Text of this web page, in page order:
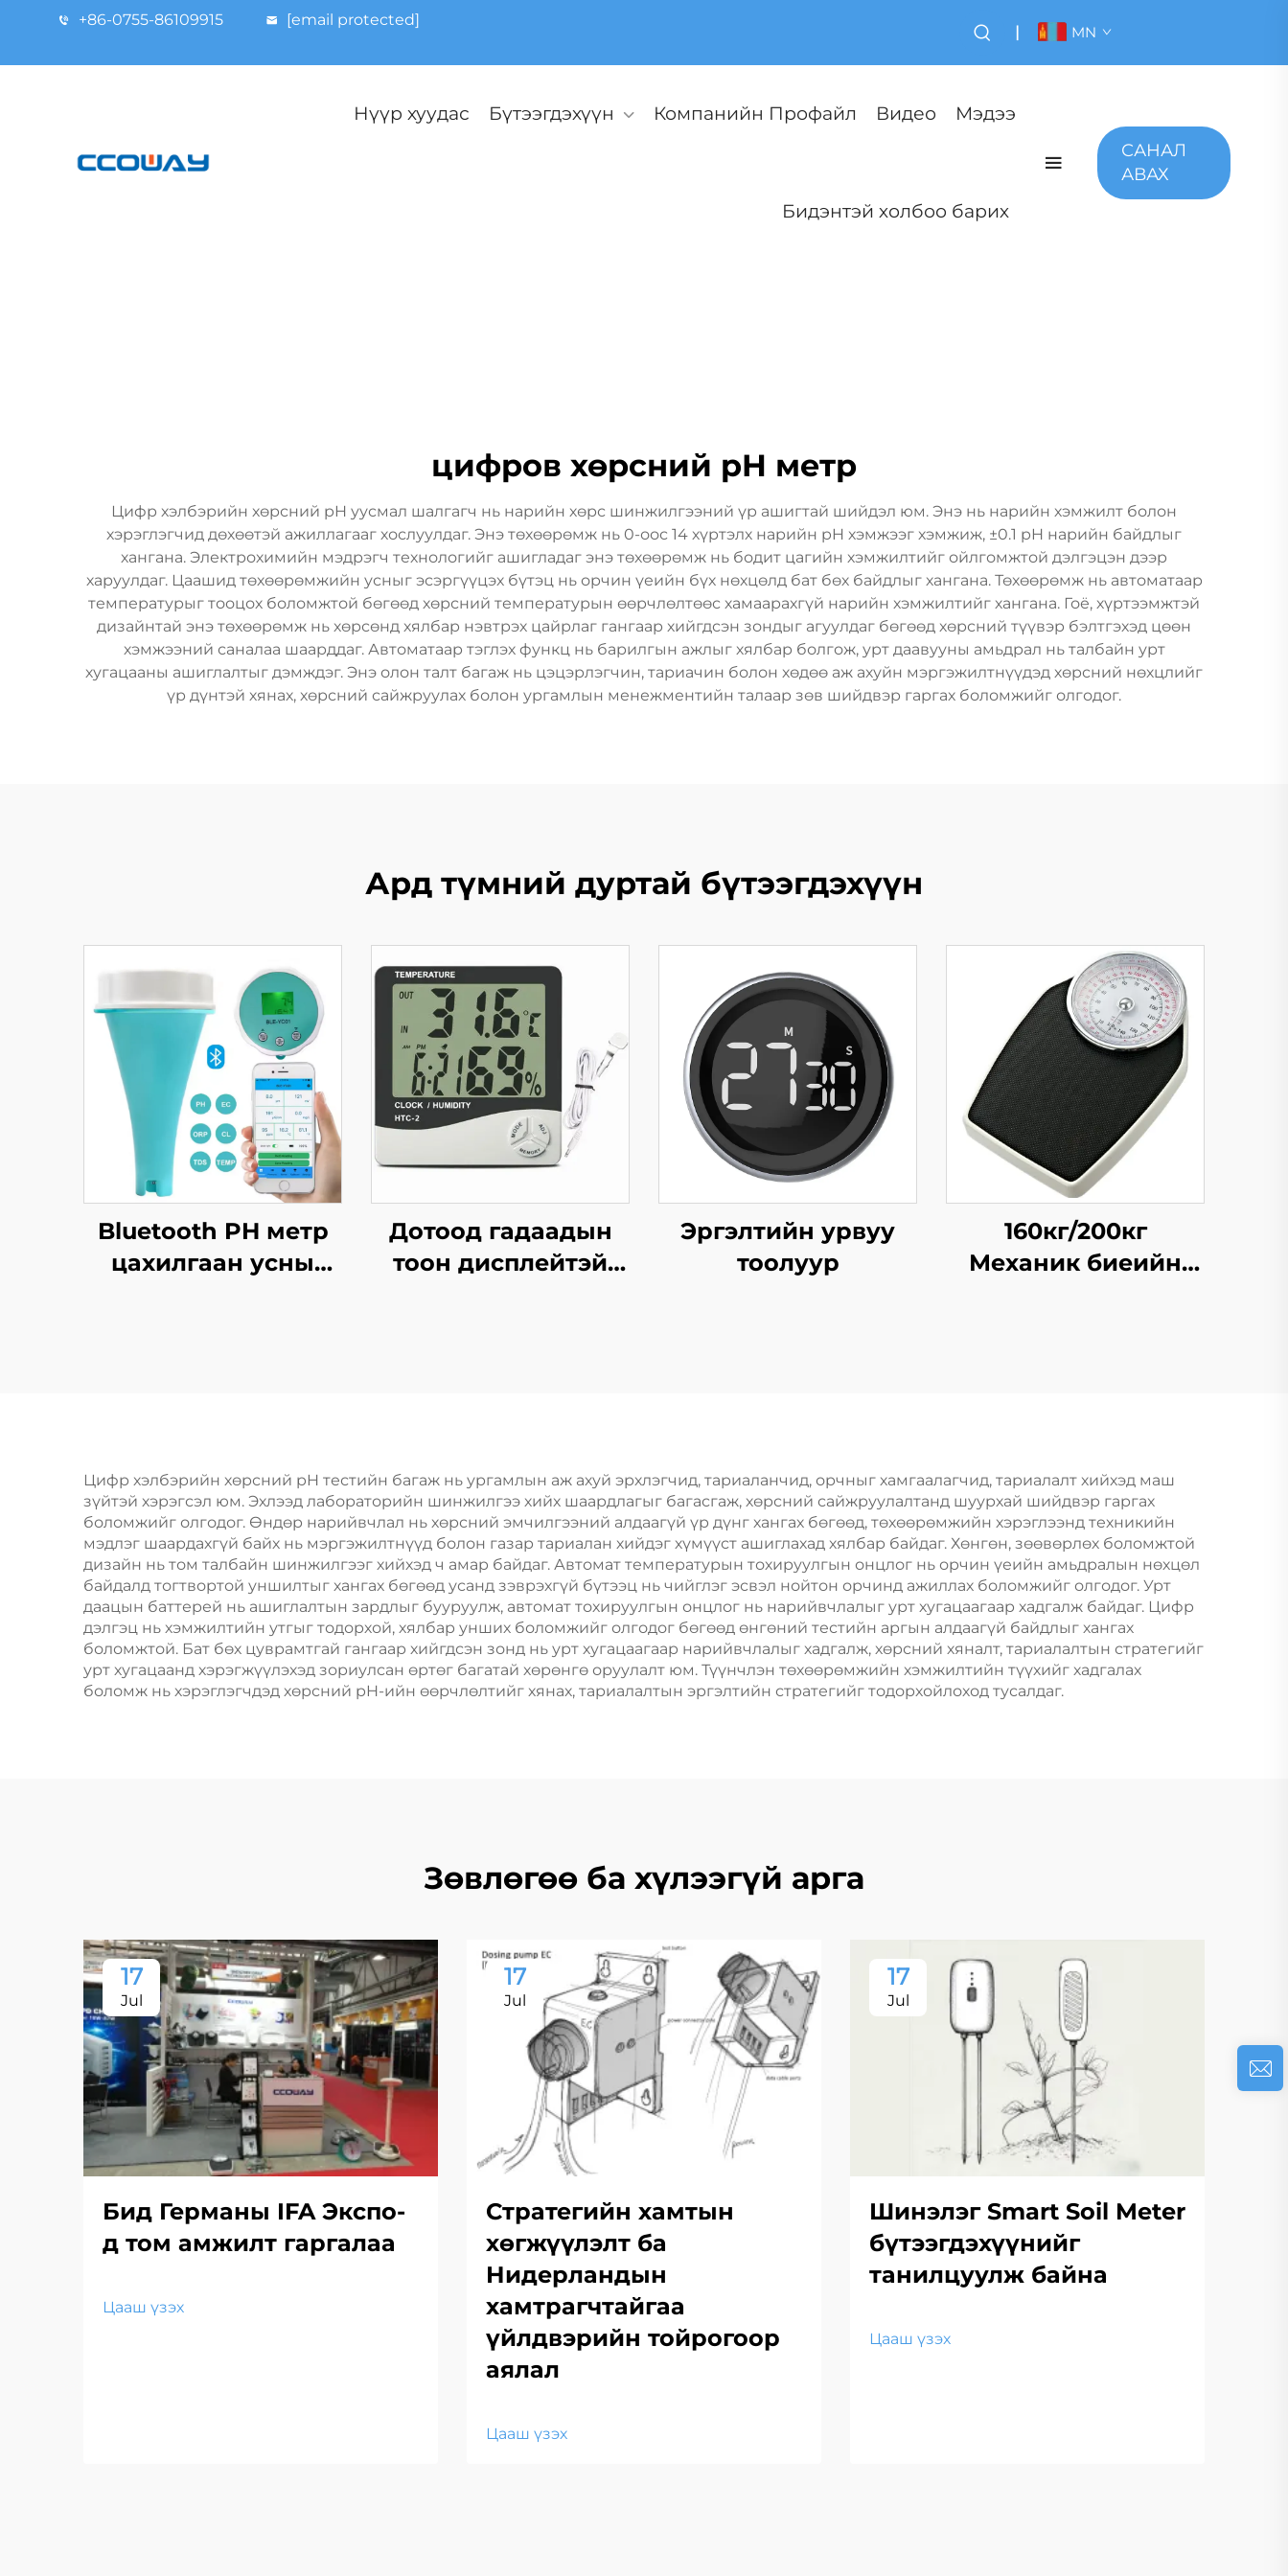
+86-0755-86109915 [email protected]
| MN
Нүүр хуудас Бүтээгдэхүүн Компанийн Профайл Видео Мэдээ
Бидэнтэй холбоо барих
САНАЛ
АВАХ
цифров хөрсний pH метр
Цифр хэлбэрийн хөрсний pH уусмал шалгагч нь нарийн хөрс шинжилгээний үр ашигтай шийдэл юм. Энэ нь нарийн хэмжилт болон
хэрэглэгчид дөхөөтэй ажиллагааг хослуулдаг. Энэ төхөөрөмж нь 0-оос 14 хүртэлх нарийн pH хэмжээг хэмжиж, ±0.1 pH нарийн байдлыг
хангана. Электрохимийн мэдрэгч технологийг ашигладаг энэ төхөөрөмж нь бодит цагийн хэмжилтийг ойлгомжтой дэлгэцэн дээр
харуулдаг. Цаашид төхөөрөмжийн усныг эсэргүүцэх бүтэц нь орчин үеийн бүх нөхцөлд бат бөх байдлыг хангана. Төхөөрөмж нь автоматаар
температурыг тооцох боломжтой бөгөөд хөрсний температурын өөрчлөлтөөс хамаарахгүй нарийн хэмжилтийг хангана. Гоё, хүртээмжтэй
дизайнтай энэ төхөөрөмж нь хөрсөнд хялбар нэвтрэх цайрлаг гангаар хийгдсэн зондыг агуулдаг бөгөөд хөрсний түүвэр бэлтгэхэд цөөн
хэмжээний саналаа шаарддаг. Автоматаар тэглэх функц нь барилгын ажлыг хялбар болгож, урт даавууны амьдрал нь талбайн урт
хугацааны ашиглалтыг дэмждэг. Энэ олон талт багаж нь цэцэрлэгчин, тариачин болон хөдөө аж ахуйн мэргэжилтнүүдэд хөрсний нөхцлийг
үр дүнтэй хянах, хөрсний сайжруулах болон ургамлын менежментийн талаар зөв шийдвэр гаргах боломжийг олгодог.
Ард түмний дуртай бүтээгдэхүүн
Bluetooth PH метр
цахилгаан усны
Дотоод гадаадын
тоон дисплейтэй
Эргэлтийн урвуу
тоолуур
160кг/200кг
Механик биеийн
Цифр хэлбэрийн хөрсний pH тестийн багаж нь ургамлын аж ахуй эрхлэгчид, тариаланчид, орчныг хамгаалагчид, тариалалт хийхэд маш
зүйтэй хэрэгсэл юм. Эхлээд лабораторийн шинжилгээ хийх шаардлагыг багасгаж, хөрсний сайжруулалтанд шуурхай шийдвэр гаргах
боломжийг олгодог. Өндөр нарийвчлал нь хөрсний эмчилгээний алдаагүй үр дүнг хангах бөгөөд, төхөөрөмжийн хэрэглээнд техникийн
мэдлэг шаардахгүй байх нь мэргэжилтнүүд болон газар тариалан хийдэг хүмүүст ашиглахад хялбар байдаг. Хөнгөн, зөөвөрлөх боломжтой
дизайн нь том талбайн шинжилгээг хийхэд ч амар байдаг. Автомат температурын тохируулгын онцлог нь орчин үеийн амьдралын нөхцөл
байдалд тогтвортой уншилтыг хангах бөгөөд усанд зэврэхгүй бүтээц нь чийглэг эсвэл нойтон орчинд ажиллах боломжийг олгодог. Урт
даацын баттерей нь ашиглалтын зардлыг бууруулж, автомат тохируулгын онцлог нь нарийвчлалыг урт хугацаагаар хадгалж байдаг. Цифр
дэлгэц нь хэмжилтийн утгыг тодорхой, хялбар унших боломжийг олгодог бөгөөд өнгөний тестийн аргын алдаагүй байдлыг хангах
боломжтой. Бат бөх цуврамтгай гангаар хийгдсэн зонд нь урт хугацаагаар нарийвчлалыг хадгалж, хөрсний хяналт, тариалалтын стратегийг
урт хугацаанд хэрэгжүүлэхэд зориулсан өртөг багатай хөрөнгө оруулалт юм. Түүнчлэн төхөөрөмжийн хэмжилтийн түүхийг хадгалах
боломж нь хэрэглэгчдэд хөрсний pH-ийн өөрчлөлтийг хянах, тариалалтын эргэлтийн стратегийг тодорхойлоход тусалдаг.
Зөвлөгөө ба хүлээгүй арга
17
Jul
Бид Германы IFA Экспо-
д том амжилт гаргалаа
Цааш үзэх
17
Jul
Стратегийн хамтын
хөгжүүлэлт ба
Нидерландын
хамтрагчтайгаа
үйлдвэрийн тойрогоор
аялал
Цааш үзэх
17
Jul
Шинэлэг Smart Soil Meter
бүтээгдэхүүнийг
танилцуулж байна
Цааш үзэх